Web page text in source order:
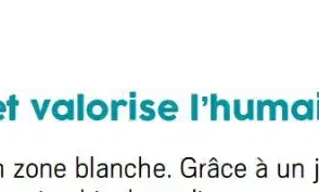
OPTIONS ET ACCESSOIRES
GRILLE VIBRANTE DE
OPTIONS DE VIDANGE ET
DÉMONTAGE RAPIDES